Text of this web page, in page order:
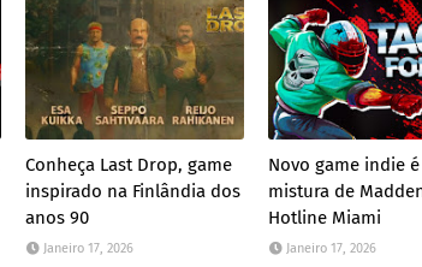
Conheça Last Drop, game
inspirado na Finlândia dos
anos 90
Janeiro 17, 2026
Novo game indie
mistura de
Hotline Miami
Janeiro 17, 2026